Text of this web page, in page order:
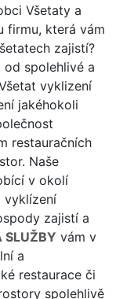
Všetaty a
firmu, která vám
zajistí?
spolehlivé a
vyklizení
jakéhokoli
restauračních
Naše
v okolí
vyklízení
zajistí a
SLUŽBY vám v
a
restaurace či
spolehlivě